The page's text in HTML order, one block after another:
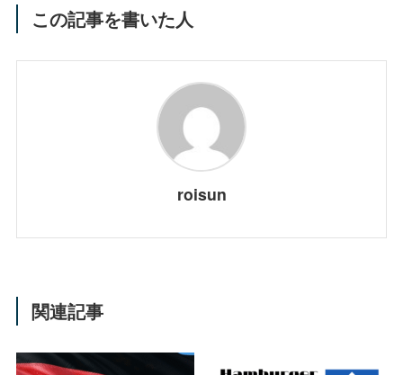
この記事を書いた人
roisun
関連記事